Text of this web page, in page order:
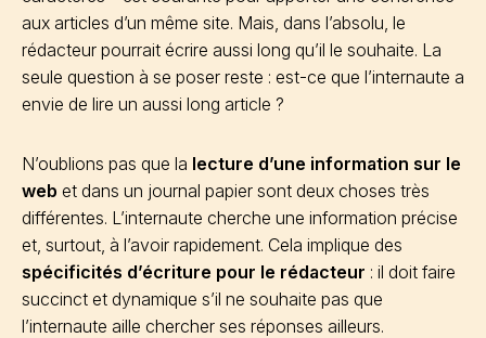
aux articles d’un même site. Mais, dans l’absolu, le
rédacteur pourrait écrire aussi long qu’il le souhaite. La
seule question à se poser reste : est-ce que l’internaute a
envie de lire un aussi long article ?
N’oublions pas que la lecture d’une information sur le
web et dans un journal papier sont deux choses très
différentes. L’internaute cherche une information précise
et, surtout, à l’avoir rapidement. Cela implique des
spécificités d’écriture pour le rédacteur : il doit faire
succinct et dynamique s’il ne souhaite pas que
l’internaute aille chercher ses réponses ailleurs.